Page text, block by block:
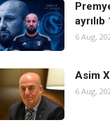
6 Aug,
Asim
6 Aug,